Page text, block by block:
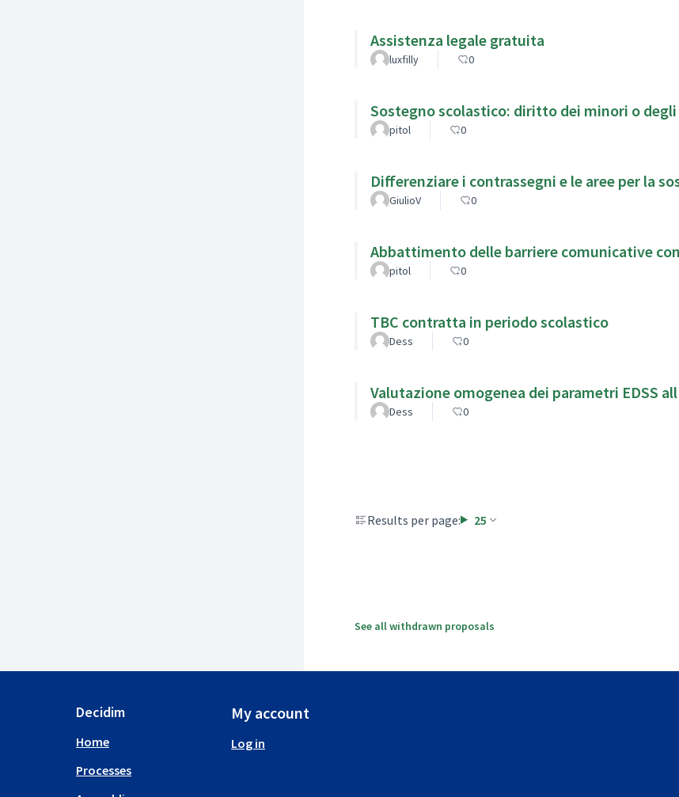
Assistenza legale gratuita
luxfilly 0
Sostegno scolastico: diritto dei minori o
pitol 0
Differenziare i contrassegni e le aree per la
GiulioV 0
Abbattimento delle barriere comunicative con
pitol 0
TBC contratta in periodo scolastico
Dess 0
Valutazione omogenea dei parametri EDSS
Dess 0
Results per page: 25
See all withdrawn proposals
Decidim
Home
Processes
My account
Log in